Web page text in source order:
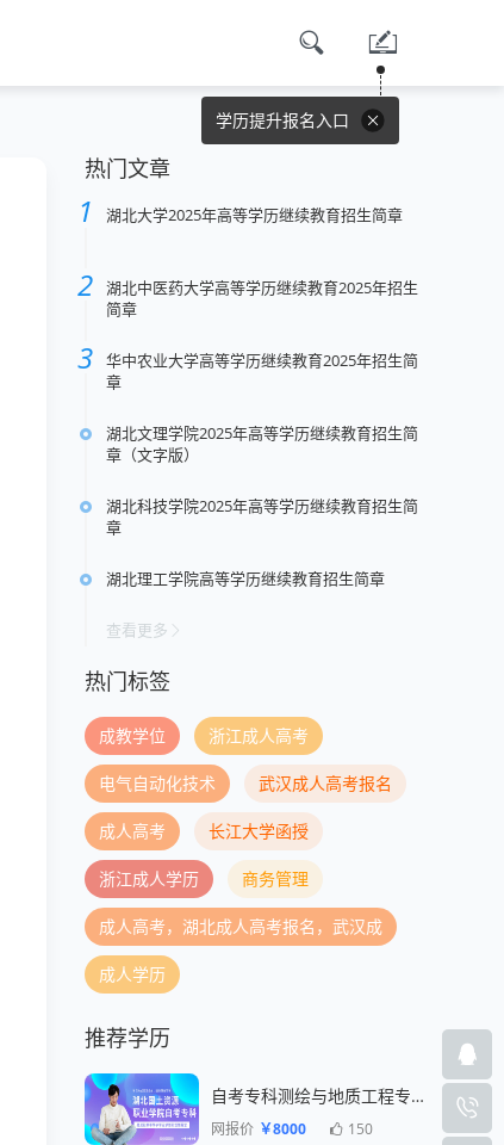
学历提升报名入口
热门文章
湖北大学2025年高等学历继续教育招生简章
湖北中医药大学高等学历继续教育2025年招生
简章
华中农业大学高等学历继续教育2025年招生简
章
湖北文理学院2025年高等学历继续教育招生简
章（文字版）
湖北科技学院2025年高等学历继续教育招生简
章
湖北理工学院高等学历继续教育招生简章
查看更多
热门标签
成教学位 浙江成人高考
电气自动化技术 武汉成人高考报名
成人高考 长江大学函授
浙江成人学历 商务管理
成人高考，湖北成人高考报名，武汉成
成人学历
推荐学历
自考专科测绘与地质工程专业一年毕业
网报价 ￥8000 150